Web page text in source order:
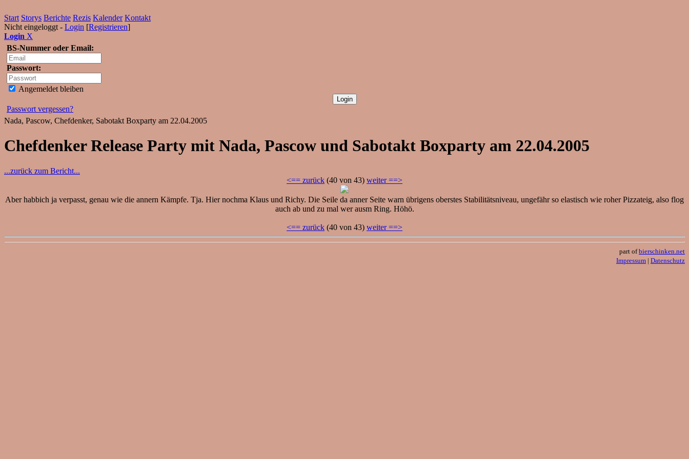
Start Storys Berichte Rezis Kalender Kontakt
Nicht eingeloggt - Login [Registrieren]
Login X
BS-Nummer oder Email:
Passwort:
Angemeldet bleiben
Passwort vergessen?
Nada, Pascow, Chefdenker, Sabotakt Boxparty am 22.04.2005
Chefdenker Release Party mit Nada, Pascow und Sabotakt Boxparty am 22.04.2005
...zurück zum Bericht...
<== zurück (40 von 43) weiter ==>
Aber habbich ja verpasst, genau wie die annern Kämpfe. Tja. Hier nochma Klaus und Richy. Die Seile da anner Seite warn übrigens oberstes Stabilitätsniveau, ungefähr so elastisch wie roher Pizzateig, also flog
auch ab und zu mal wer ausm Ring. Höhö.
<== zurück (40 von 43) weiter ==>
part ofbierschinken.net
Impressum | Datenschutz